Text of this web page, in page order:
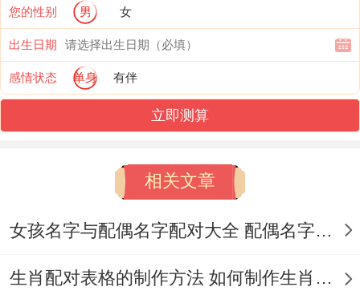
财务运势：理性决策避免冲动
投资需谨慎
今日不宜进行高风险理财 - 尤其是朋友推荐
的项目需多方验证。
可考虑稳健型短期储蓄或债务清理.
意外支出预警
也许因电子产品损坏或健康问题产生额外开
销、建议预留应急资金...
您的性别 男 女
出生日期
感情状态 单身 有伴
立即测算
相关文章
女孩名字与配偶名字配对大全 配偶名字配对女孩版
生肖配对表格的制作方法 如何制作生肖配对表格